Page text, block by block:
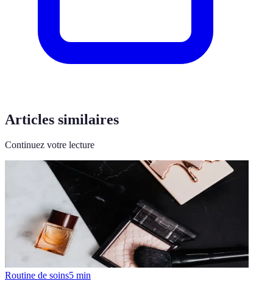
Articles similaires
Continuez votre lecture
Routine de soins5 min